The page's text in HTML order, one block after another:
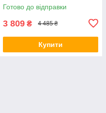
Готово до відправки
3 809 ₴ 4 485 ₴
Купити